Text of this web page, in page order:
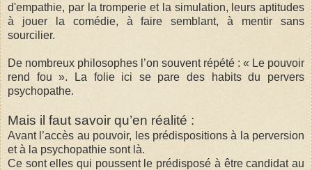
d'empathie, par la tromperie et la simulation, leurs aptitudes
à jouer la comédie, à faire semblant, à mentir sans
sourcilier.
De nombreux philosophes l’on souvent répété : « Le pouvoir
rend fou ». La folie ici se pare des habits du pervers
psychopathe.
Mais il faut savoir qu’en réalité :
Avant l’accès au pouvoir, les prédispositions à la perversion
et à la psychopathie sont là.
Ce sont elles qui poussent le prédisposé à être candidat au